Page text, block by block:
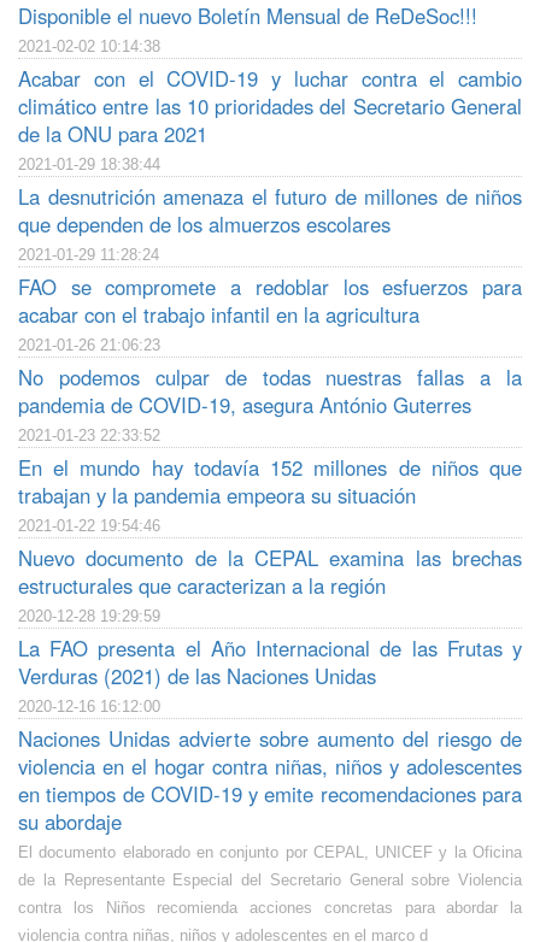
Disponible el nuevo Boletín Mensual de ReDeSoc!!!
2021-02-02 10:14:38
Acabar con el COVID-19 y luchar contra el cambio
climático entre las 10 prioridades del Secretario General
de la ONU para 2021
2021-01-29 18:38:44
La desnutrición amenaza el futuro de millones de niños
que dependen de los almuerzos escolares
2021-01-29 11:28:24
FAO se compromete a redoblar los esfuerzos para
acabar con el trabajo infantil en la agricultura
2021-01-26 21:06:23
No podemos culpar de todas nuestras fallas a la
pandemia de COVID-19, asegura António Guterres
2021-01-23 22:33:52
En el mundo hay todavía 152 millones de niños que
trabajan y la pandemia empeora su situación
2021-01-22 19:54:46
Nuevo documento de la CEPAL examina las brechas
estructurales que caracterizan a la región
2020-12-28 19:29:59
La FAO presenta el Año Internacional de las Frutas y
Verduras (2021) de las Naciones Unidas
2020-12-16 16:12:00
Naciones Unidas advierte sobre aumento del riesgo de
violencia en el hogar contra niñas, niños y adolescentes
en tiempos de COVID-19 y emite recomendaciones para
su abordaje
El documento elaborado en conjunto por CEPAL, UNICEF y la Oficina
de la Representante Especial del Secretario General sobre Violencia
contra los Niños recomienda acciones concretas para abordar la
violencia contra niñas, niños y adolescentes en el marco d